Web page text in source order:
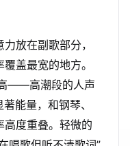
放在副歌部分，
盖最宽的地方。
——高潮段的人声
能量，和钢琴、
高度重叠。轻微的